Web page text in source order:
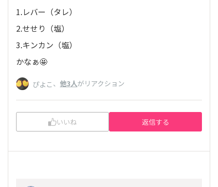
1.レバー（タレ）
2.せせり（塩）
3.キンカン（塩）
かなぁ🤩
ぴよこ 、 他3人がリアクション
いいね 返信する